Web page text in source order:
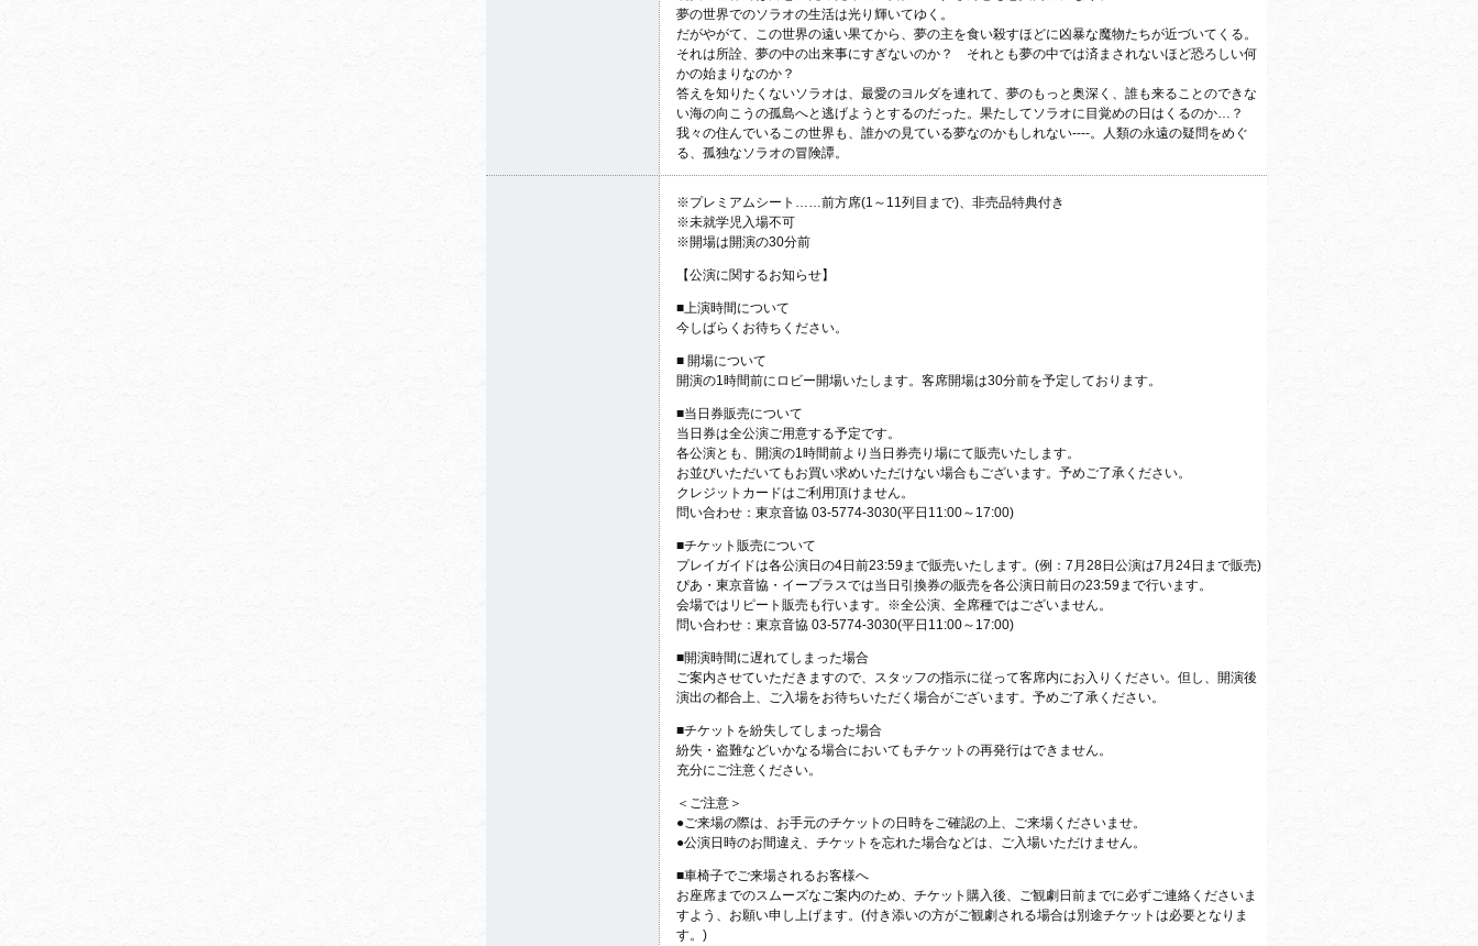
夢の世界でのソラオの生活は光り輝いてゆく。
だがやがて、この世界の遠い果てから、夢の主を食い殺すほどに凶暴な魔物たちが近づいてくる。
それは所詮、夢の中の出来事にすぎないのか？ それとも夢の中では済まされないほど恐ろしい何
かの始まりなのか？
答えを知りたくないソラオは、最愛のヨルダを連れて、夢のもっと奥深く、誰も来ることのできな
い海の向こうの孤島へと逃げようとするのだった。果たしてソラオに目覚めの日はくるのか…？
我々の住んでいるこの世界も、誰かの見ている夢なのかもしれない----。人類の永遠の疑問をめぐ
る、孤独なソラオの冒険譚。
※プレミアムシート……前方席(1～11列目まで)、非売品特典付き
※未就学児入場不可
※開場は開演の30分前
【公演に関するお知らせ】
■上演時間について
今しばらくお待ちください。
■ 開場について
開演の1時間前にロビー開場いたします。客席開場は30分前を予定しております。
■当日券販売について
当日券は全公演ご用意する予定です。
各公演とも、開演の1時間前より当日券売り場にて販売いたします。
お並びいただいてもお買い求めいただけない場合もございます。予めご了承ください。
クレジットカードはご利用頂けません。
問い合わせ：東京音協 03-5774-3030(平日11:00～17:00)
■チケット販売について
プレイガイドは各公演日の4日前23:59まで販売いたします。(例：7月28日公演は7月24日まで販売)
ぴあ・東京音協・イープラスでは当日引換券の販売を各公演日前日の23:59まで行います。
会場ではリピート販売も行います。※全公演、全席種ではございません。
問い合わせ：東京音協 03-5774-3030(平日11:00～17:00)
■開演時間に遅れてしまった場合
ご案内させていただきますので、スタッフの指示に従って客席内にお入りください。但し、開演後
演出の都合上、ご入場をお待ちいただく場合がございます。予めご了承ください。
■チケットを紛失してしまった場合
紛失・盗難などいかなる場合においてもチケットの再発行はできません。
充分にご注意ください。
＜ご注意＞
●ご来場の際は、お手元のチケットの日時をご確認の上、ご来場くださいませ。
●公演日時のお間違え、チケットを忘れた場合などは、ご入場いただけません。
■車椅子でご来場されるお客様へ
お座席までのスムーズなご案内のため、チケット購入後、ご観劇日前までに必ずご連絡くださいま
すよう、お願い申し上げます。(付き添いの方がご観劇される場合は別途チケットは必要となりま
す。)